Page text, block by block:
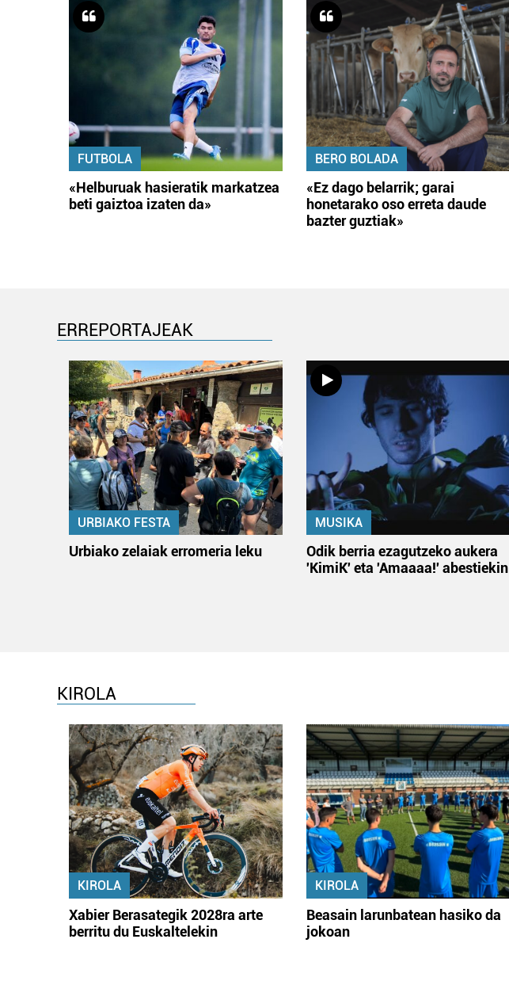
FUTBOLA
«Helburuak hasieratik markatzea
beti gaiztoa izaten da»
BERO BOLADA
«Ez dago belarrik; garai
honetarako oso erreta daude
bazter guztiak»
ERREPORTAJEAK
URBIAKO FESTA
Urbiako zelaiak erromeria leku
MUSIKA
Odik berria ezagutzeko aukera
'KimiK' eta 'Amaaaa!' abestiekin
KIROLA
KIROLA
Xabier Berasategik 2028ra arte
berritu du Euskaltelekin
KIROLA
Beasain larunbatean hasiko da
jokoan